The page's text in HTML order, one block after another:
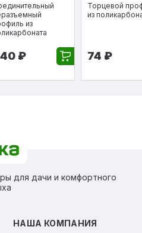
из
₽
Торцевой
из
74 ₽
для дачи и комфортного
НАША КОМПАНИЯ